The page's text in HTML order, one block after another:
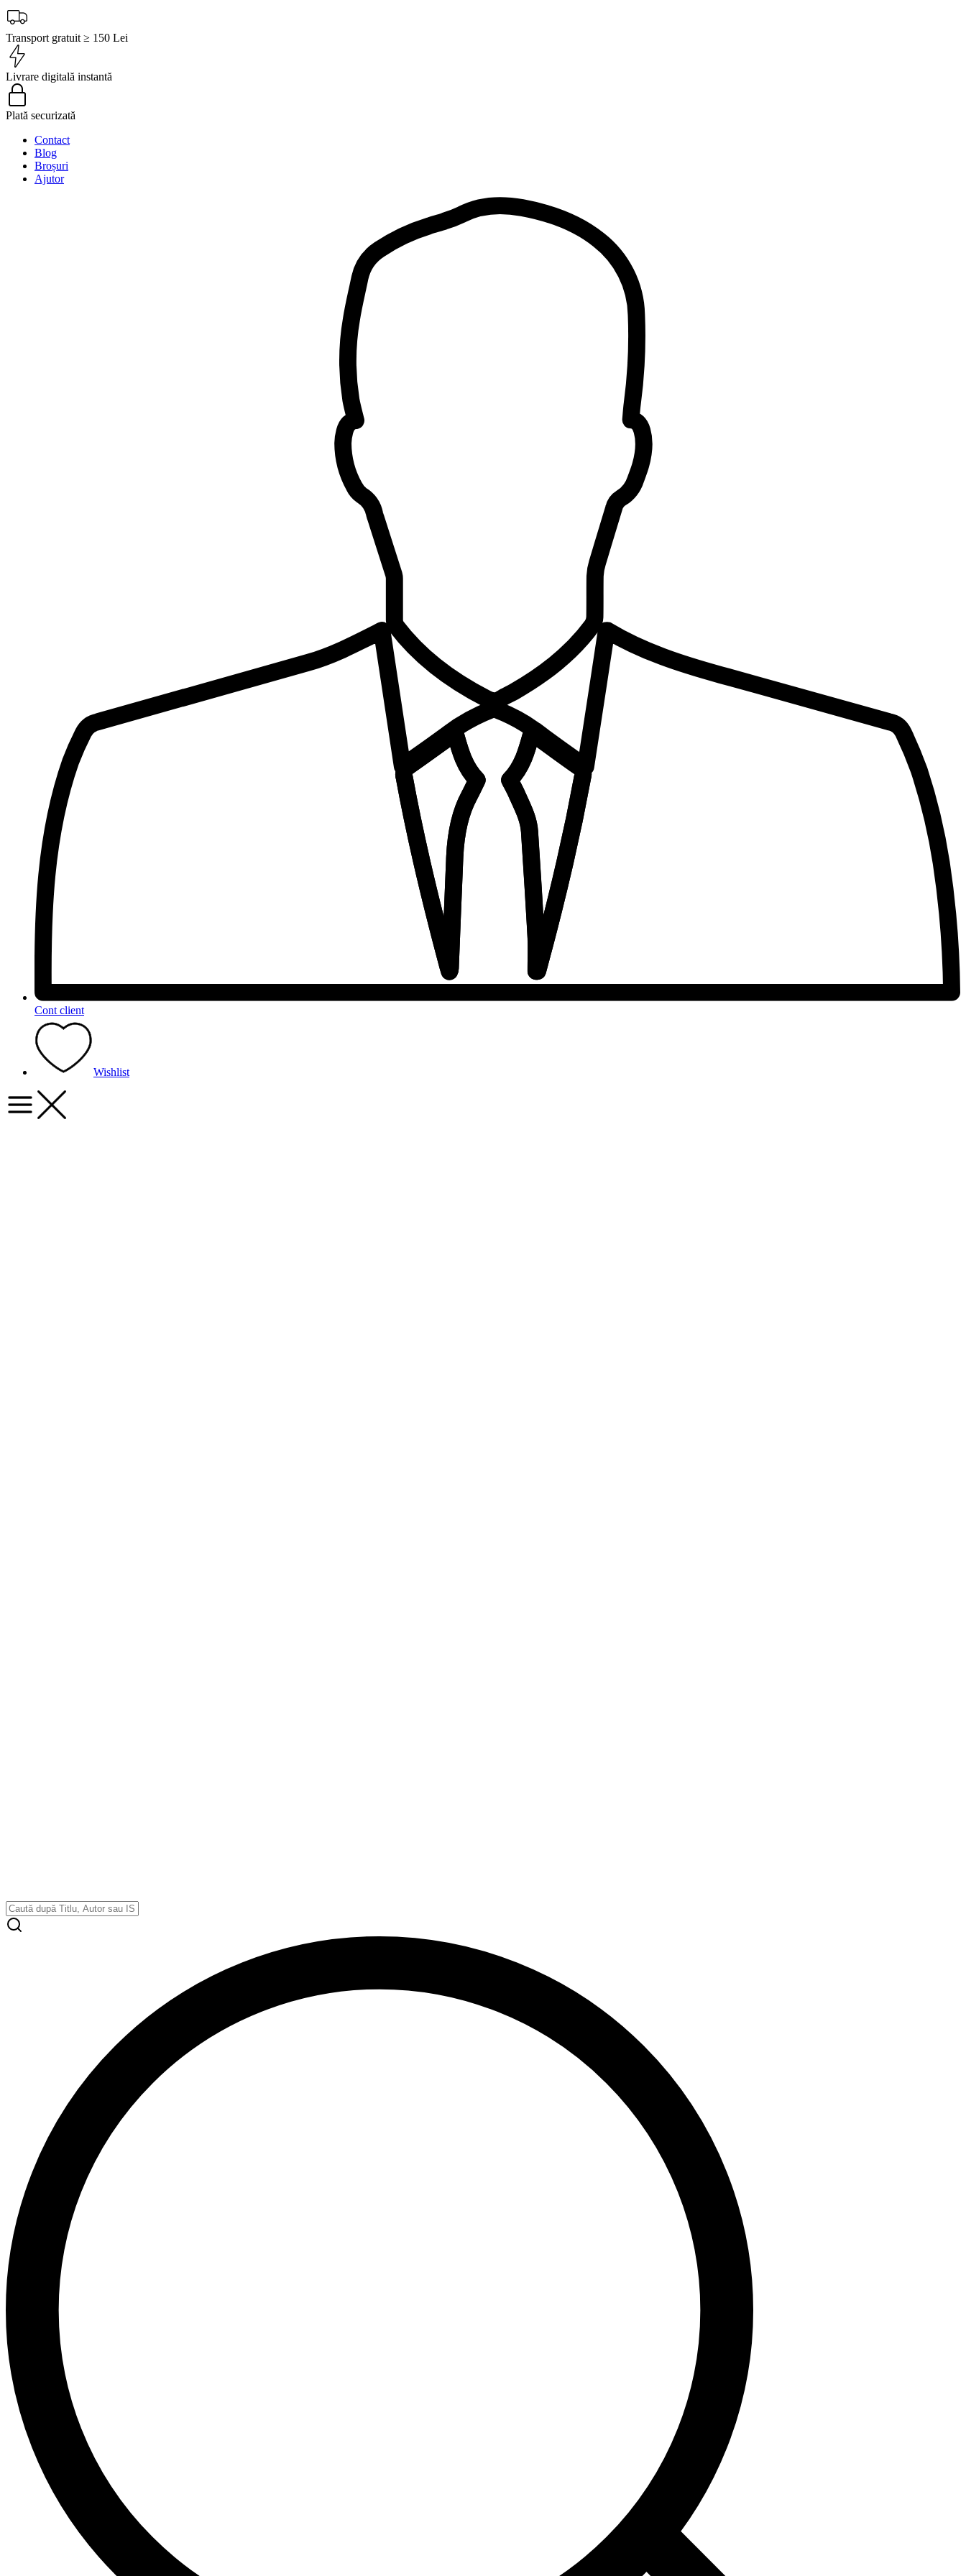
Transport gratuit ≥ 150 Lei
Livrare digitală instantă
Plată securizată
Contact
Blog
Broșuri
Ajutor
Cont client
Wishlist